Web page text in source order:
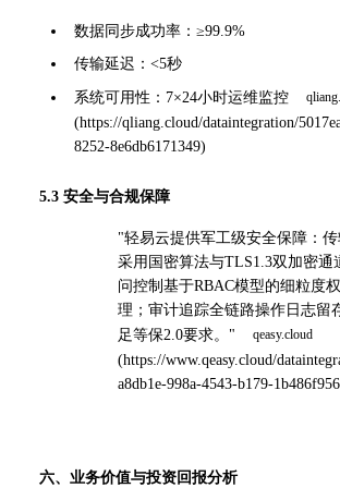
数据同步成功率：≥99.9%
传输延迟：<5秒
系统可用性：7×24小时运维监控
(https://qliang.cloud/dataintegration/
8252-8e6db6171349)
5.3 安全与合规保障
"轻易云提供军工级安全保障：
采用国密算法与TLS1.3双加密通
问控制基于RBAC模型的细粒度
理；审计追踪全链路操作日志留
足等保2.0要求。"
(https://www.qeasy.cloud/
a8db1e-998a-4543-b179-
六、业务价值与投资回报分析